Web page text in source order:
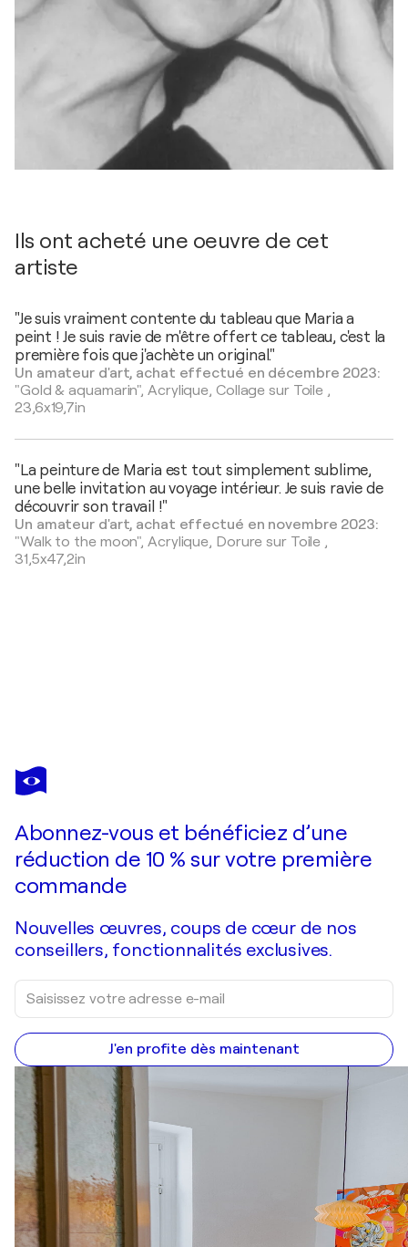
Ils ont acheté une oeuvre de cet
artiste
"Je suis vraiment contente du tableau que Maria a
peint ! Je suis ravie de m'être offert ce tableau, c'est la
première fois que j'achète un original."
Un amateur d'art, achat effectué en décembre 2023:
"Gold & aquamarin", Acrylique, Collage sur Toile ,
23,6x19,7in
"La peinture de Maria est tout simplement sublime,
une belle invitation au voyage intérieur. Je suis ravie de
découvrir son travail !"
Un amateur d'art, achat effectué en novembre 2023:
"Walk to the moon", Acrylique, Dorure sur Toile ,
31,5x47,2in
MARIA
MORETTI
Je passe commande
Abonnez-vous et bénéficiez d’une
réduction de 10 % sur votre première
commande
Nouvelles œuvres, coups de cœur de nos
conseillers, fonctionnalités exclusives.
J'en profite dès maintenant